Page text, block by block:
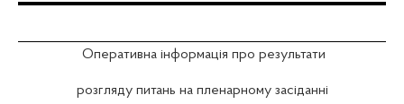
Оперативна інформація про результати
розгляду питань на пленарному засіданні